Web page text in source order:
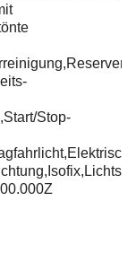
Stop-